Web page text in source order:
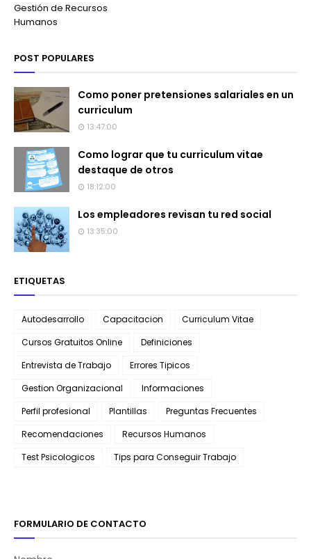
Gestión de Recursos
Humanos
POST POPULARES
Como poner pretensiones salariales en un
curriculum
13:47:00
Como lograr que tu curriculum vitae
destaque de otros
18:12:00
Los empleadores revisan tu red social
13:35:00
ETIQUETAS
Autodesarrollo Capacitacion
Curriculum Vitae
Cursos Gratuitos Online
Definiciones
Entrevista de Trabajo
Errores Tipicos
Gestion Organizacional
Informaciones
Perfil profesional
Plantillas
Preguntas Frecuentes
Recomendaciones
Recursos Humanos
Test Psicologicos
Tips para Conseguir Trabajo
FORMULARIO DE CONTACTO